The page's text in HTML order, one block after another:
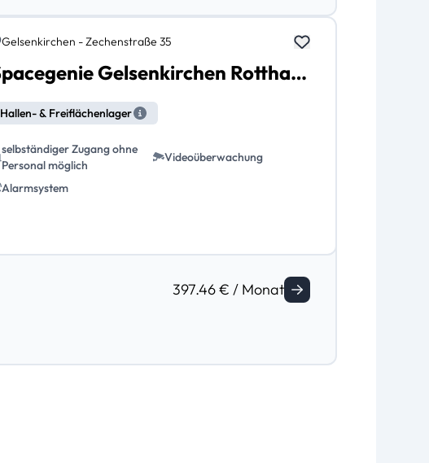
Gelsenkirchen - Zechenstraße 35
Spacegenie Gelsenkirchen Rotthausen
Hallen- & Freiflächenlager
selbständiger Zugang ohne
Personal möglich
Videoüberwachung
Alarmsystem
397.46 € / Monat